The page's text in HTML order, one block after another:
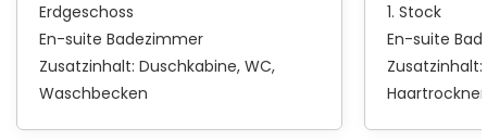
Erdgeschoss
En-suite Badezimmer
Zusatzinhalt: Duschkabine WC
Waschbecken
1. Stock
En-suite
Zusatzinhalt:
Haartrockner